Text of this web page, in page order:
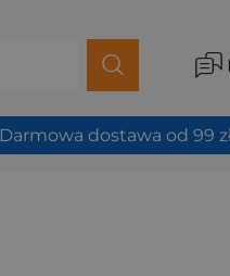
Darmowa dostawa od 99